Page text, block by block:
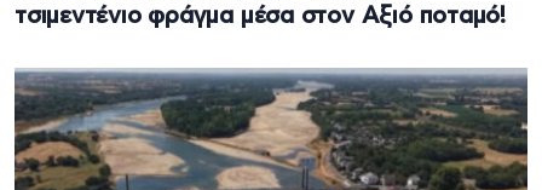
τσιμεντένιο φράγμα μέσα στον Αξιό ποταμό!